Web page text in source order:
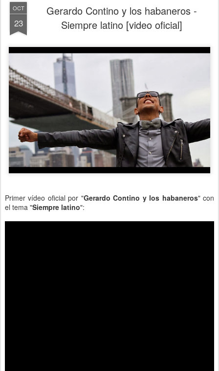
OCT
23
Gerardo Contino y los habaneros -
Siempre latino [video oficial]
Primer vídeo oficial por "Gerardo Contino y los habaneros" con
el tema "Siempre latino":